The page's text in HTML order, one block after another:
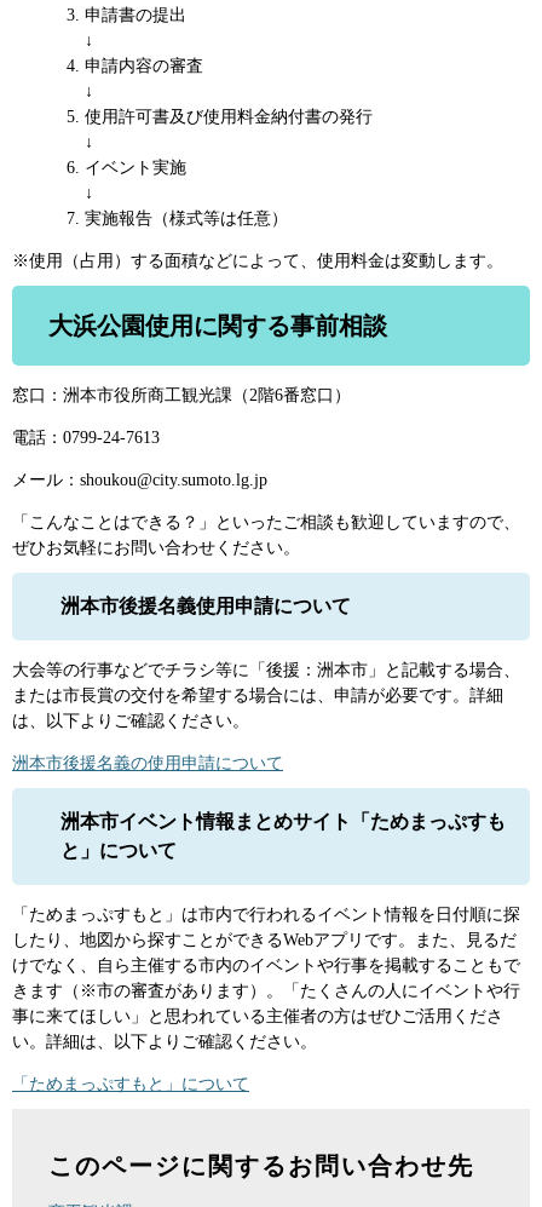
申請書の提出
​↓
申請内容の審査
​↓
使用許可書及び使用料金納付書の発行
​↓
イベント実施
​↓
実施報告（様式等は任意）
※使用（占用）する面積などによって、使用料金は変動します。
大浜公園使用に関する事前相談
窓口：洲本市役所商工観光課（2階6番窓口）
電話：0799-24-7613
メール：shoukou@city.sumoto.lg.jp
「こんなことはできる？」といったご相談も歓迎していますので、
ぜひお気軽にお問い合わせください。
洲本市後援名義使用申請について
大会等の行事などでチラシ等に「後援：洲本市」と記載する場合、
または市長賞の交付を希望する場合には、申請が必要です。詳細
は、以下よりご確認ください。
洲本市後援名義の使用申請について
洲本市イベント情報まとめサイト「ためまっぷすも
と」について
「ためまっぷすもと」は市内で行われるイベント情報を日付順に探
したり、地図から探すことができるWebアプリです。また、見るだ
けでなく、自ら主催する市内のイベントや行事を掲載することもで
きます（※市の審査があります）。「たくさんの人にイベントや行
事に来てほしい」と思われている主催者の方はぜひご活用くださ
い。詳細は、以下よりご確認ください。
「ためまっぷすもと」について
このページに関するお問い合わせ先